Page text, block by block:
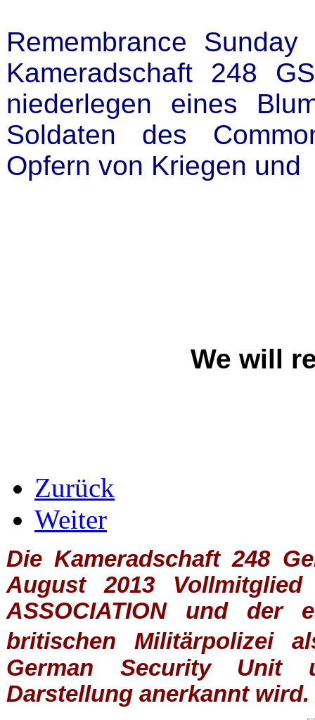
Remembrance
Kameradschaft 248
niederlegen eines
Soldaten des
Opfern von Kriegen
We will
Zurück
Weiter
Die Kameradschaft 248
August 2013
ASSOCIATIONund der
britischen
Militärpolizei
German Security Unit
Darstellung anerkannt wird.